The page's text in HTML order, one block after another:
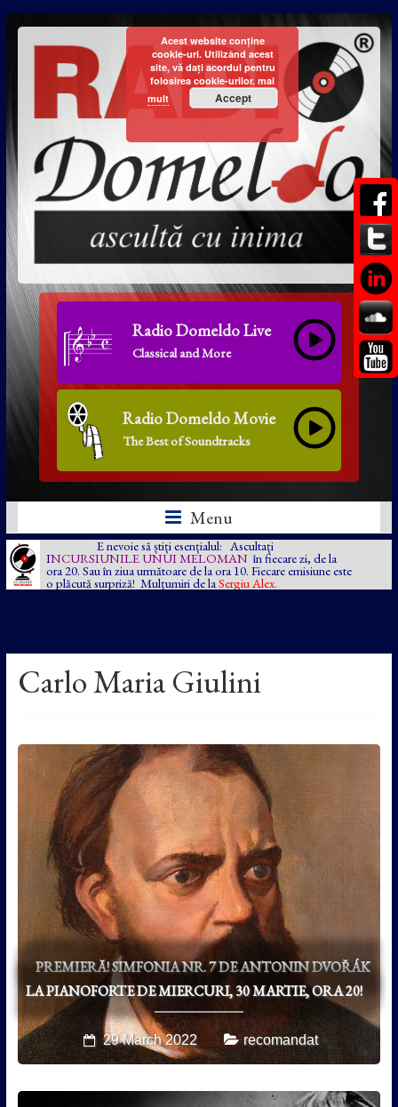
Radio Domeldo Live
Classical and More
Radio Domeldo Movie
The Best of Soundtracks
Menu
E nevoie să știți esențialul: Ascultați
INCURSIUNILE UNUI MELOMAN în fiecare zi, de la
ora 20. Sau în ziua următoare de la ora 10. Fiecare emisiune este
o plăcută surpriză! Mulțumiri de la Sergiu Alex.
Carlo Maria Giulini
PREMIERĂ! SIMFONIA NR. 7 DE ANTONIN DVOŘÁK
LA PIANOFORTE DE MIERCURI, 30 MARTIE, ORA 20!
29 March 2022 recomandat
Acest website conține
cookie-uri. Utilizând acest
site, vă dați acordul pentru
folosirea cookie-urilor. mai
mult
Accept